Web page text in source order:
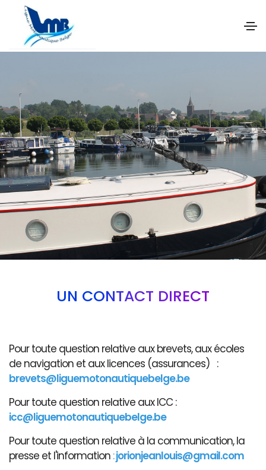
UN CONTACT DIRECT
Pour toute question relative aux brevets, aux écoles
de navigation et aux licences (assurances) :
brevets@liguemotonautiquebelge.be
Pour toute question relative aux ICC :
icc@liguemotonautiquebelge.be
Pour toute question relative à la communication, la
presse et l'information :jorionjeanlouis@gmail.com